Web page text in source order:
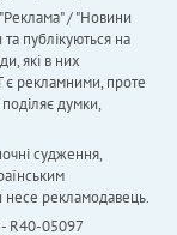
/ "Новини
публікуються на
які в них
рекламними, проте
поділяє думки,
судження,
несе рекламодавець.
- R40-05097